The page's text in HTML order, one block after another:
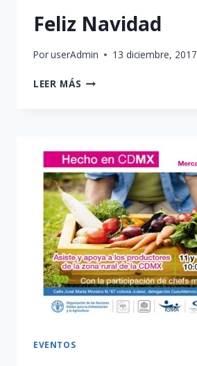
Feliz Navidad
PoruserAdmin 13 diciembre, 2017
LEER MÁS FELIZ
EVENTOS